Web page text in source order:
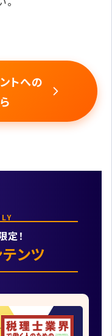
トへの
定！
ンツ